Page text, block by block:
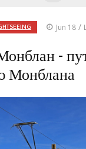
Jun 18 /
-
Монблана